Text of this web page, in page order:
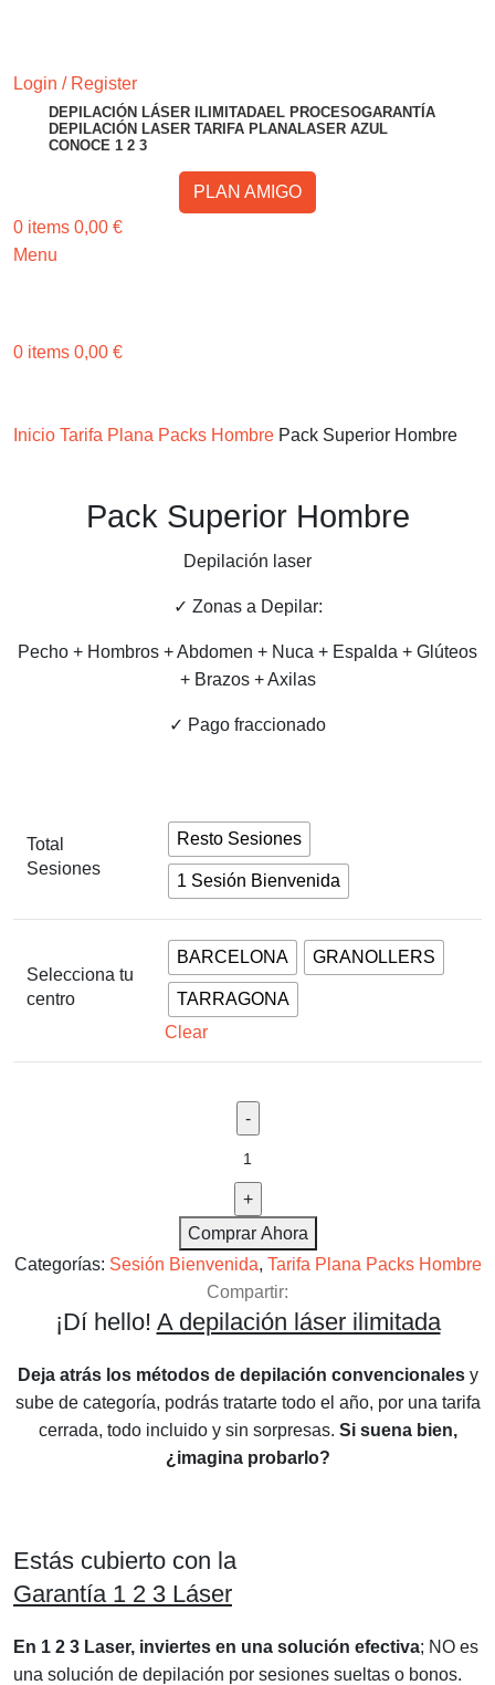
Login / Register
DEPILACIÓN LÁSER ILIMITADAEL PROCESOGARANTÍA
DEPILACIÓN LASER TARIFA PLANALASER AZUL
CONOCE 1 2 3
PLAN AMIGO
0 items 0,00 €
Menu
0 items 0,00 €
Inicio Tarifa Plana Packs Hombre Pack Superior Hombre
Pack Superior Hombre
Depilación laser
✓ Zonas a Depilar:
Pecho + Hombros + Abdomen + Nuca + Espalda + Glúteos
+ Brazos + Axilas
✓ Pago fraccionado
Total
Sesiones
Resto Sesiones
1 Sesión Bienvenida
Selecciona tu
centro
BARCELONA GRANOLLERS
TARRAGONA
Clear
Comprar Ahora
Categorías: Sesión Bienvenida, Tarifa Plana Packs Hombre
Compartir:
¡Dí hello! A depilación láser ilimitada
Deja atrás los métodos de depilación convencionalesy
sube de categoría, podrás tratarte todo el año, por una tarifa
cerrada, todo incluido y sin sorpresas. Si suena bien,
¿imagina probarlo?
Estás cubierto con la
Garantía 1 2 3 Láser
En 1 2 3 Laser, inviertes en una solución efectiva; NO es
una solución de depilación por sesiones sueltas o bonos.